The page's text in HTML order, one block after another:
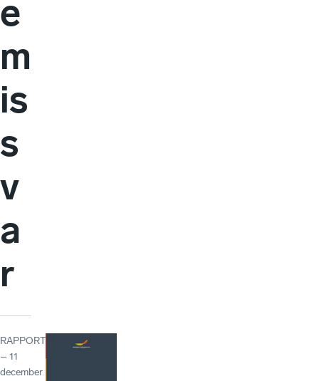
e
m
is
s
v
a
r
RAPPORT
– 11
december